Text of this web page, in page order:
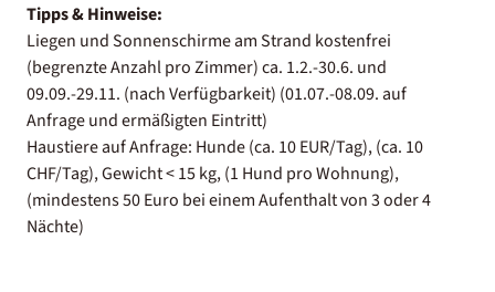
Tipps & Hinweise:
Liegen und Sonnenschirme am Strand kostenfrei
(begrenzte Anzahl pro Zimmer) ca. 1.2.-30.6. und
09.09.-29.11. (nach Verfügbarkeit) (01.07.-08.09. auf
Anfrage und ermäßigten Eintritt)
Haustiere auf Anfrage: Hunde (ca. 10 EUR/Tag), (ca. 10
CHF/Tag), Gewicht < 15 kg, (1 Hund pro Wohnung),
(mindestens 50 Euro bei einem Aufenthalt von 3 oder 4
Nächte)